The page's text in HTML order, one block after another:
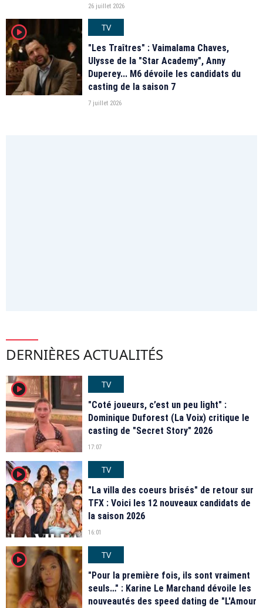
26 juillet 2026
player2
TV
"Les Traîtres" : Vaimalama Chaves,
Ulysse de la "Star Academy", Anny
Duperey... M6 dévoile les candidats du
casting de la saison 7
7 juillet 2026
DERNIÈRES ACTUALITÉS
player2
TV
"Coté joueurs, c’est un peu light" :
Dominique Duforest (La Voix) critique le
casting de "Secret Story" 2026
17:07
player2
TV
"La villa des coeurs brisés" de retour sur
TFX : Voici les 12 nouveaux candidats de
la saison 2026
16:01
player2
TV
"Pour la première fois, ils sont vraiment
seuls…" : Karine Le Marchand dévoile les
nouveautés des speed dating de "L'Amour